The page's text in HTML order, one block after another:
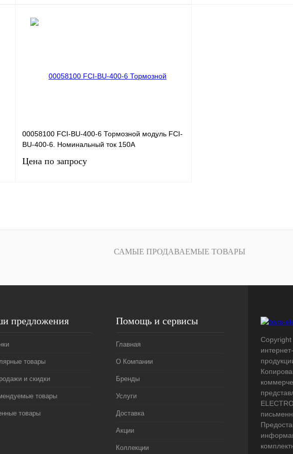
00058100 FCI-BU-400-6 Тормозной модуль FCI-
BU-400-6. Номинальный ток 150А
Цена по запросу
Купить в 1 клик Сравнение
САМЫЕ ПРОДАВАЕМЫЕ ТОВАРЫ
предложения
товары
и скидки
товары
товары
Помощь и сервисы
Главная
О Компании
Бренды
Услуги
Доставка
Акции
Коллекции